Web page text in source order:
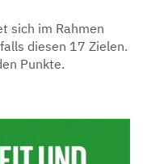
sich im Rahmen
diesen 17 Zielen.
Punkte.